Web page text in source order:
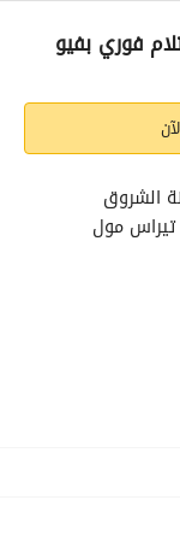
رهن عقاري
فوري بفيو
الشروق